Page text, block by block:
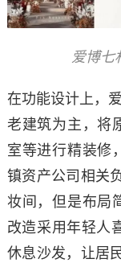
爱博七
在功能设计上，
老建筑为主，将
室等进行精装修
镇资产公司相关
妆间，但是布局
改造采用年轻人
休息沙发，让居